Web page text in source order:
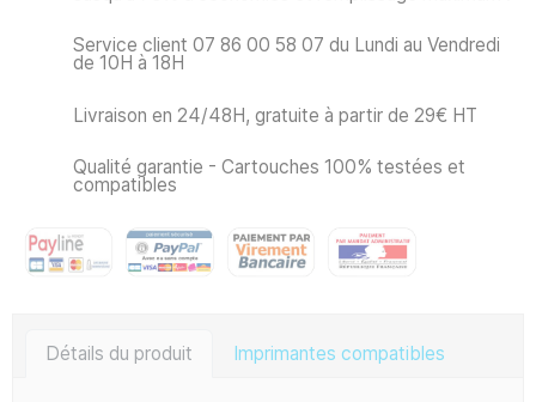
Service client 07 86 00 58 07 du Lundi au Vendredi
de 10H à 18H
Livraison en 24/48H, gratuite à partir de 29€ HT
Qualité garantie - Cartouches 100% testées et
compatibles
Détails du produit Imprimantes compatibles